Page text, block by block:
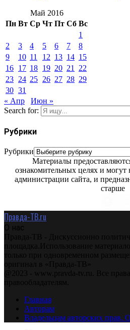
Май 2016
Пн Вт Ср Чт Пт Сб Вс
1
2
3 4 5 6 7
8
9
10 11 12 13 14 15
16 17 18 19 20 21
22
23 24 25 26 27 28 29
30 31
« Апр
Июн »
Search for:
Рубрики
Рубрики
Материалы
ознакомительных целях и могут
администрации сайта, и
старше
Правда-ТВ.ru
О нас
Правда-ТВ - Дискуссионно
площадка.Использование
только при одновременном
оригинал в «Правда-ТВ»
@2023 - www.pravda-tv.ru. Все
правообладателям.
Главная
Авторам
Владельцам авторских прав.